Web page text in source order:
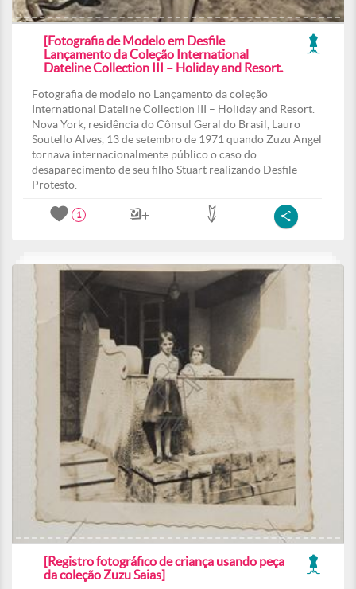
[Fotografia de Modelo em Desfile
Lançamento da Coleção International
Dateline Collection III – Holiday and Resort.
Fotografia de modelo no Lançamento da coleção
International Dateline Collection III – Holiday and Resort.
Nova York, residência do Cônsul Geral do Brasil, Lauro
Soutello Alves, 13 de setembro de 1971 quando Zuzu Angel
tornava internacionalmente público o caso do
desaparecimento de seu filho Stuart realizando Desfile
Protesto.
1
[Registro fotográfico de criança usando peça
da coleção Zuzu Saias]